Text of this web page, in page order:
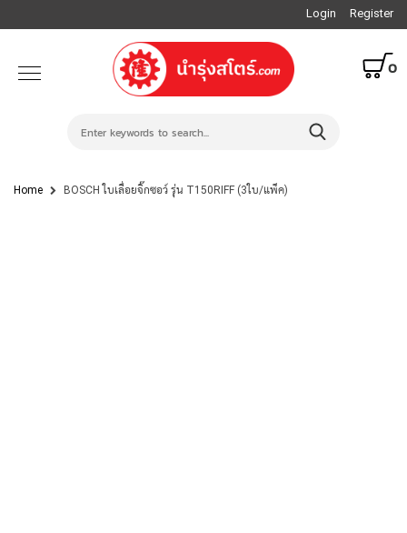
Login Register
0
Home BOSCH ใบเลื่อยจิ๊กซอว์ รุ่น T150RIFF (3ใบ/แพ็ค)